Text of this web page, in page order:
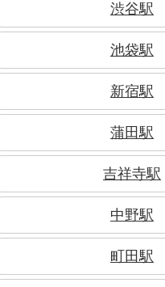
渋谷駅
池袋駅
新宿駅
蒲田駅
吉祥寺駅
中野駅
町田駅